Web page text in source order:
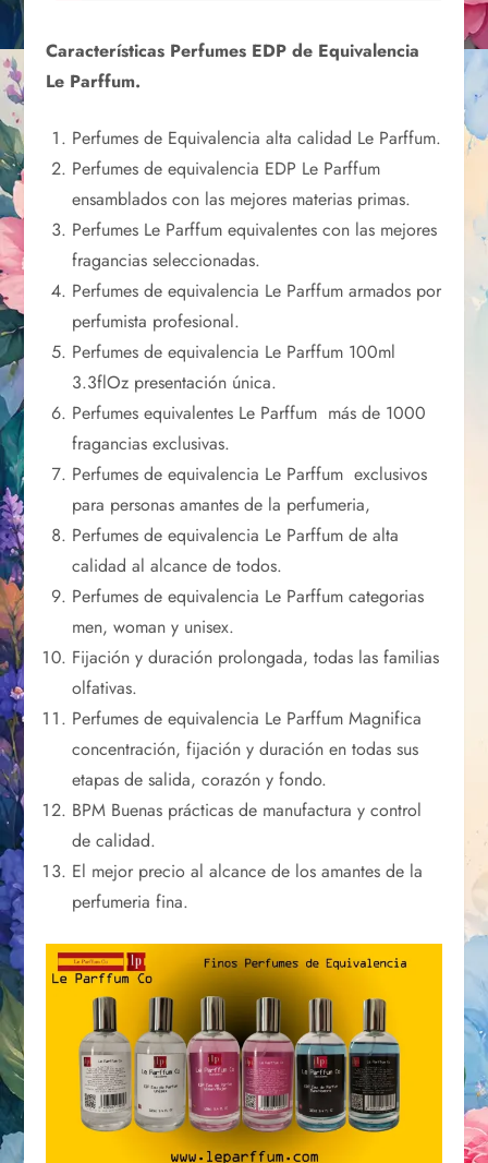
Características Perfumes EDP de Equivalencia
Le Parffum.
Perfumes de Equivalencia alta calidad Le Parffum.
Perfumes de equivalencia EDP Le Parffum
ensamblados con las mejores materias primas.
Perfumes Le Parffum equivalentes con las mejores
fragancias seleccionadas.
Perfumes de equivalencia Le Parffum armados por
perfumista profesional.
Perfumes de equivalencia Le Parffum 100ml
3.3flOz presentación única.
Perfumes equivalentes Le Parffum más de 1000
fragancias exclusivas.
Perfumes de equivalencia Le Parffum exclusivos
para personas amantes de la perfumeria,
Perfumes de equivalencia Le Parffum de alta
calidad al alcance de todos.
Perfumes de equivalencia Le Parffum categorias
men, woman y unisex.
Fijación y duración prolongada, todas las familias
olfativas.
Perfumes de equivalencia Le Parffum Magnifica
concentración, fijación y duración en todas sus
etapas de salida, corazón y fondo.
BPM Buenas prácticas de manufactura y control
de calidad.
El mejor precio al alcance de los amantes de la
perfumeria fina.